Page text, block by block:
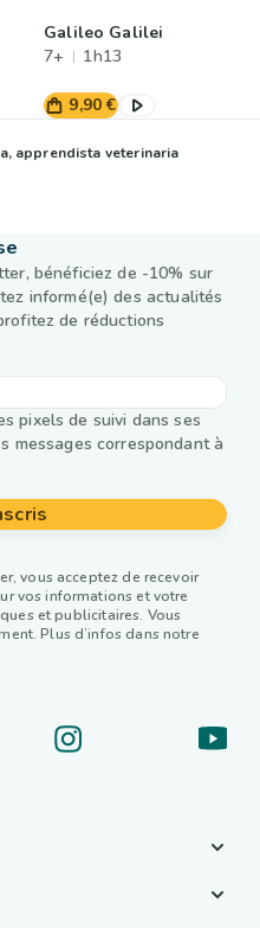
Galileo Galilei
7+
1h13
9,90 €
apprendista veterinaria
bénéficiez de -10% sur
informé(e) des actualités
de réductions
pixels de suivi dans ses
messages correspondant à
vous acceptez de recevoir
vos informations et votre
et publicitaires. Vous
Plus d’infos dans notre